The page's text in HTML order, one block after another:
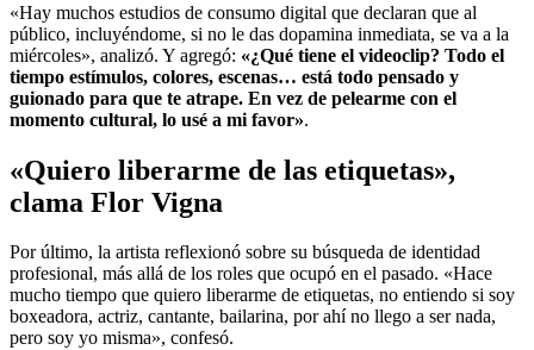
«Hay muchos estudios de consumo digital que declaran que al
público, incluyéndome, si no le das dopamina inmediata, se va a la
miércoles», analizó. Y agregó: «¿Qué tiene el videoclip? Todo el
tiempo estímulos, colores, escenas… está todo pensado y
guionado para que te atrape. En vez de pelearme con el
momento cultural, lo usé a mi favor».
«Quiero liberarme de las etiquetas»,
clama Flor Vigna
Por último, la artista reflexionó sobre su búsqueda de identidad
profesional, más allá de los roles que ocupó en el pasado. «Hace
mucho tiempo que quiero liberarme de etiquetas, no entiendo si soy
boxeadora, actriz, cantante, bailarina, por ahí no llego a ser nada,
pero soy yo misma», confesó.